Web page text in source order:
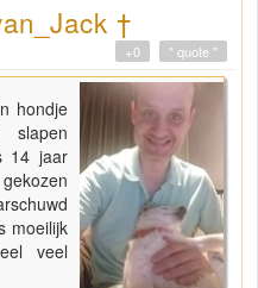
†
" quote "
+0
hondje
14 jaar
moeilijk
veel